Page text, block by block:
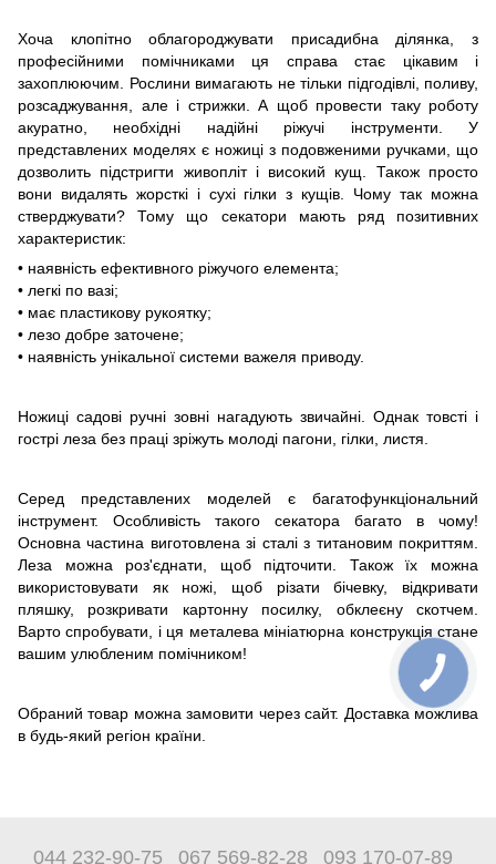
Хоча клопітно облагороджувати присадибна ділянка, з
професійними помічниками ця справа стає цікавим і
захоплюючим. Рослини вимагають не тільки підгодівлі, поливу,
розсаджування, але і стрижки. А щоб провести таку роботу
акуратно, необхідні надійні ріжучі інструменти. У
представлених моделях є ножиці з подовженими ручками, що
дозволить підстригти живопліт і високий кущ. Також просто
вони видалять жорсткі і сухі гілки з кущів. Чому так можна
стверджувати? Тому що секатори мають ряд позитивних
характеристик:
• наявність ефективного ріжучого елемента;
• легкі по вазі;
• має пластикову рукоятку;
• лезо добре заточене;
• наявність унікальної системи важеля приводу.
Ножиці садові ручні зовні нагадують звичайні. Однак товсті і
гострі леза без праці зріжуть молоді пагони, гілки, листя.
Серед представлених моделей є багатофункціональний
інструмент. Особливість такого секатора багато в чому!
Основна частина виготовлена ​​зі сталі з титановим покриттям.
Леза можна роз'єднати, щоб підточити. Також їх можна
використовувати як ножі, щоб різати бічевку, відкривати
пляшку, розкривати картонну посилку, обклеєну скотчем.
Варто спробувати, і ця металева мініатюрна конструкція стане
вашим улюбленим помічником!
Обраний товар можна замовити через сайт. Доставка можлива
в будь-який регіон країни.
044 232-90-75 067 569-82-28 093 170-07-89